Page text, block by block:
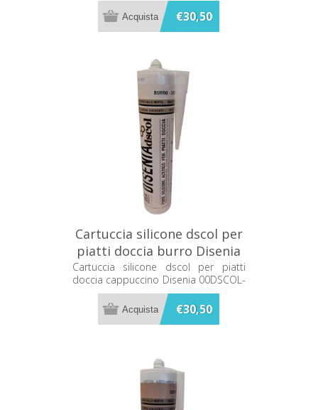
€30,50
Cartuccia silicone dscol per
piatti doccia burro Disenia
00DSCOL-BR
Cartuccia silicone dscol per piatti
doccia cappuccino Disenia 00DSCOL-
€30,50